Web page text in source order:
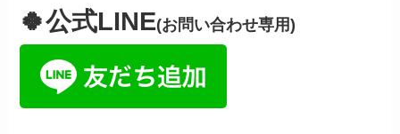
🍀公式LINE(お問い合わせ専用)